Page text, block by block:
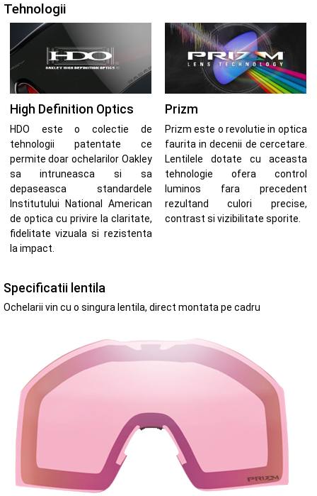
Tehnologii
High Definition Optics
HDO este o colectie de
tehnologii patentate ce
permite doar ochelarilor Oakley
sa intruneasca si sa
depaseasca standardele
Institutului National American
de optica cu privire la claritate,
fidelitate vizuala si rezistenta
la impact.
Prizm
Prizm este o revolutie in optica
faurita in decenii de cercetare.
Lentilele dotate cu aceasta
tehnologie ofera control
luminos fara precedent
rezultand culori precise,
contrast si vizibilitate sporite.
Specificatii lentila
Ochelarii vin cu o singura lentila, direct montata pe cadru